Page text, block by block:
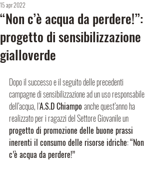
“Non c’è acqua da perdere!”:
progetto di sensibilizzazione
gialloverde
15 apr 2022
Dopo il successo e il seguito delle precedenti
campagne di sensibilizzazione ad un uso responsabile
dell’acqua, l’A.S.D Chiampo anche quest’anno ha
realizzato per i ragazzi del Settore Giovanile un
progetto di promozione delle buone prassi
inerenti il consumo delle risorse idriche: “Non
c’è acqua da perdere!”